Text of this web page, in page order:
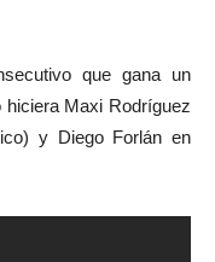
que gana un
hiciera Maxi Rodríguez
y Diego Forlán en